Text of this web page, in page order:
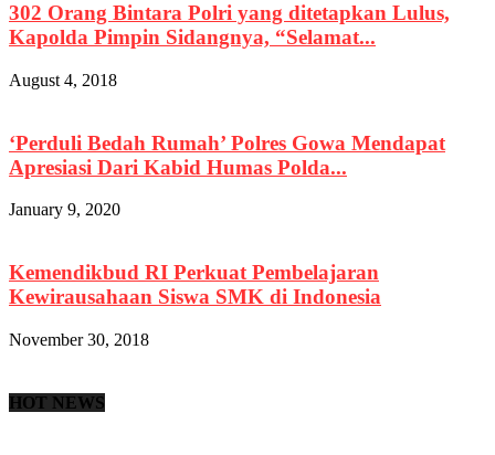
302 Orang Bintara Polri yang ditetapkan Lulus,
Kapolda Pimpin Sidangnya, “Selamat...
August 4, 2018
‘Perduli Bedah Rumah’ Polres Gowa Mendapat
Apresiasi Dari Kabid Humas Polda...
January 9, 2020
Kemendikbud RI Perkuat Pembelajaran
Kewirausahaan Siswa SMK di Indonesia
November 30, 2018
HOT NEWS